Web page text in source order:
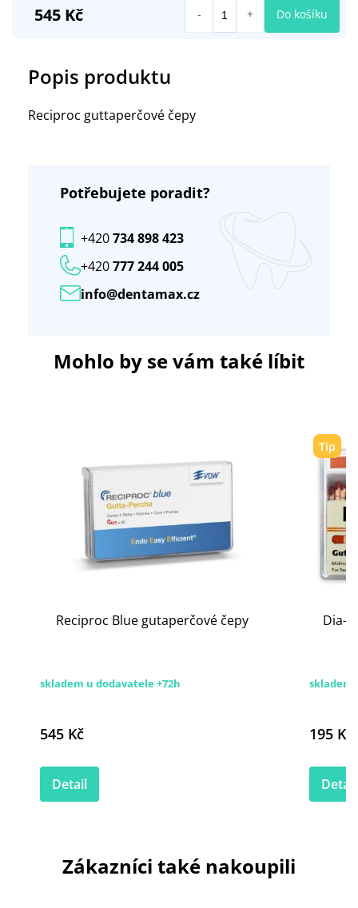
Popis produktu
Reciproc guttaperčové čepy
Potřebujete poradit?
info@dentamax.cz
+420777 244 005
+420734 898 423
Mohlo by se vám také líbit
Reciproc Blue gutaperčové čepy
skladem u dodavatele +72h
545 Kč
Detail
Tip
Dia-
skladem
195 Kč
Detail
Zákazníci také nakoupili
545 Kč Do košíku